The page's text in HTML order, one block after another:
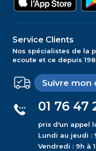
Service Clients
Nos spécialistes de la
ecoute et ce depuis
Suivre mon
01 76 47
prix d'un appel
Lundi au jeudi :
Vendredi : 9h à